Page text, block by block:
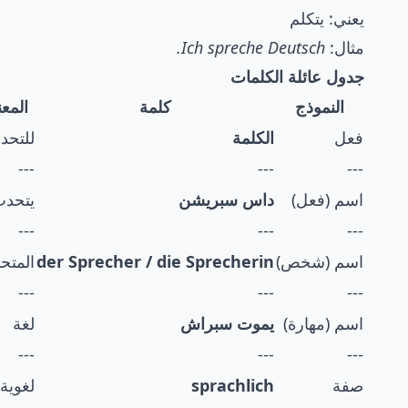
يعني: يتكلم
مثال: Ich spreche Deutsch.
جدول عائلة الكلمات
النموذج
كلمة
فعل
الكلمة
---
---
---
اسم (فعل)
داس سبريشن
---
---
---
اسم (شخص)der Sprecher / die Sprecherin
---
---
---
اسم (مهارة) يموت سبراش
لغة
---
---
---
صفة
sprachlich
لغوية